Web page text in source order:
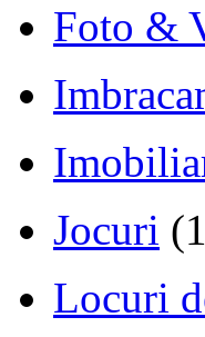
Foto &
Jocuri
Locuri